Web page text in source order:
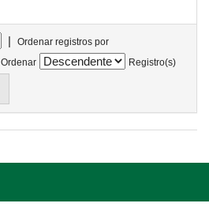
|
Ordenar registros por
Ordenar
Registro(s)